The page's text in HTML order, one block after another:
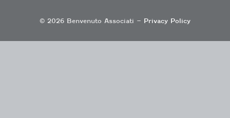
© 2026 Benvenuto Associati – Privacy Policy